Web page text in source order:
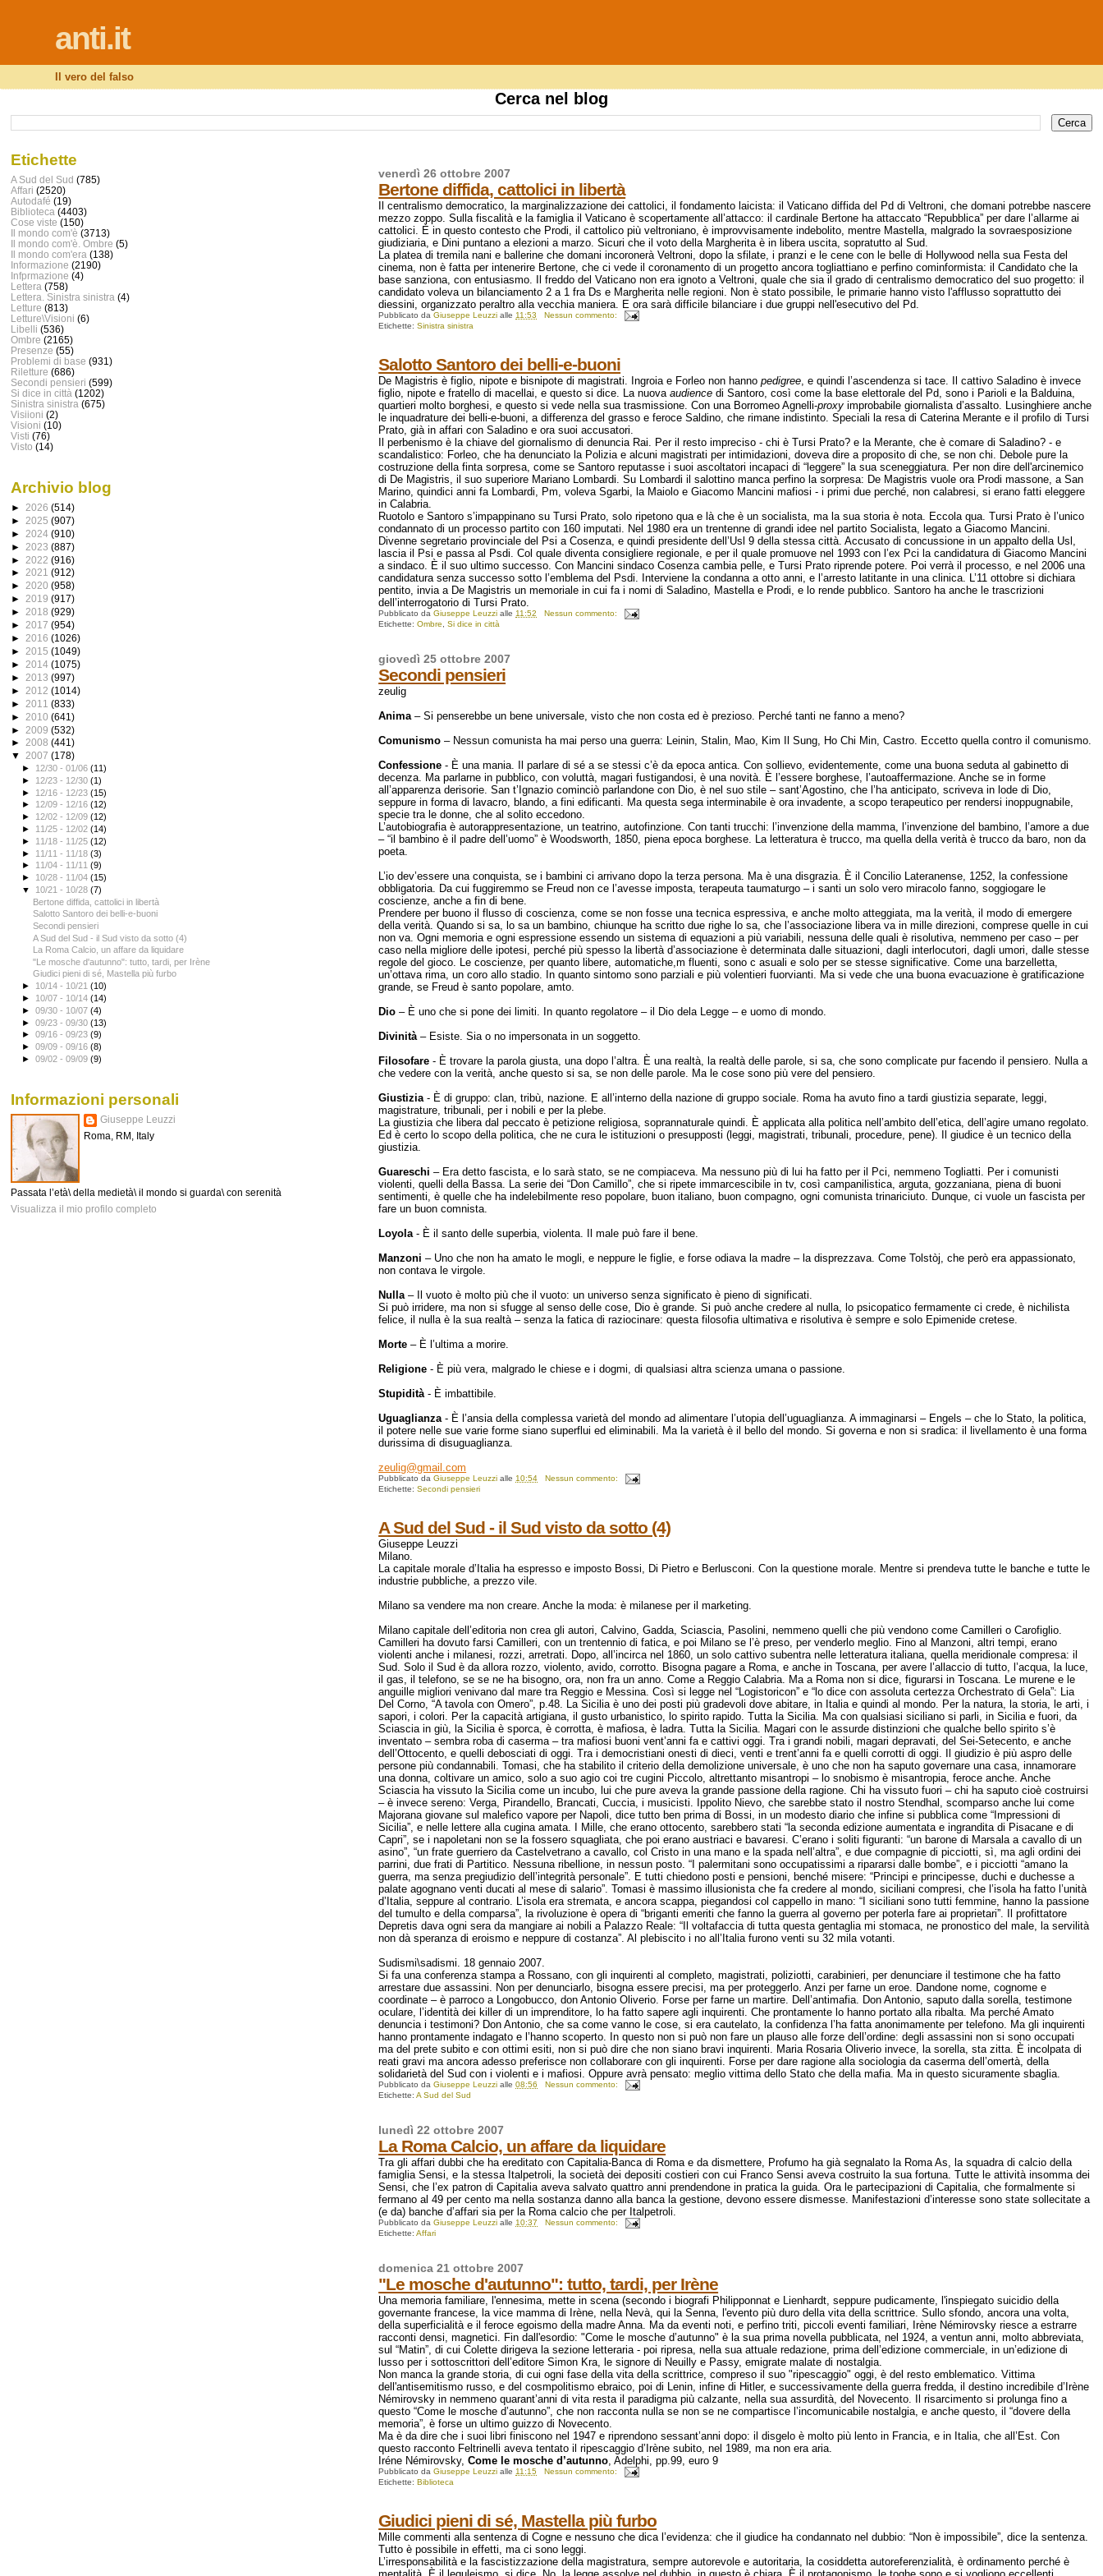
anti.it
Il vero del falso
Cerca nel blog
venerdì 26 ottobre 2007
Bertone diffida, cattolici in libertà
Il centralismo democratico, la marginalizzazione dei cattolici, il fondamento laicista: il Vaticano diffida del Pd di Veltroni, che domani potrebbe nascere
mezzo zoppo. Sulla fiscalità e la famiglia il Vaticano è scopertamente all’attacco: il cardinale Bertone ha attaccato “Repubblica” per dare l’allarme ai
cattolici. È in questo contesto che Prodi, il cattolico più veltroniano, è improvvisamente indebolito, mentre Mastella, malgrado la sovraesposizione
giudiziaria, e Dini puntano a elezioni a marzo. Sicuri che il voto della Margherita è in libera uscita, sopratutto al Sud.
La platea di tremila nani e ballerine che domani incoronerà Veltroni, dopo la sfilate, i pranzi e le cene con le belle di Hollywood nella sua Festa del
cinema, non è fatta per intenerire Bertone, che ci vede il coronamento di un progetto ancora togliattiano e perfino cominformista: il Candidato che la
base sanziona, con entusiasmo. Il freddo del Vaticano non era ignoto a Veltroni, quale che sia il grado di centralismo democratico del suo progetto: il
candidato voleva un bilanciamento 2 a 1 fra Ds e Margherita nelle regioni. Non è stato possibile, le primarie hanno visto l'afflusso soprattutto dei
diessini, organizzato peraltro alla vecchia maniera. E ora sarà difficile bilanciare i due gruppi nell'esecutivo del Pd.
Pubblicato daGiuseppe Leuzzi alle 11:53
Nessun commento:
Etichette:Sinistra sinistra
Salotto Santoro dei belli-e-buoni
De Magistris è figlio, nipote e bisnipote di magistrati. Ingroia e Forleo non hannopedigree , e quindi l’ascendenza si tace. Il cattivo Saladino è invece
figlio, nipote e fratello di macellai, e questo si dice. La nuovaaudience di Santoro, così come la base elettorale del Pd, sono i Parioli e la Balduina,
quartieri molto borghesi, e questo si vede nella sua trasmissione. Con una Borromeo Agnelli-proxy improbabile giornalista d’assalto. Lusinghiere anche
le inquadrature dei belli-e-buoni, a differenza del grasso e feroce Saldino, che rimane indistinto. Speciali la resa di Caterina Merante e il profilo di Tursi
Prato, già in affari con Saladino e ora suoi accusatori.
Il perbenismo è la chiave del giornalismo di denuncia Rai. Per il resto impreciso - chi è Tursi Prato? e la Merante, che è comare di Saladino? - e
scandalistico: Forleo, che ha denunciato la Polizia e alcuni magistrati per intimidazioni, doveva dire a proposito di che, se non chi. Debole pure la
costruzione della finta sorpresa, come se Santoro reputasse i suoi ascoltatori incapaci di “leggere” la sua sceneggiatura. Per non dire dell'arcinemico
di De Magistris, il suo superiore Mariano Lombardi. Su Lombardi il salottino manca perfino la sorpresa: De Magistris vuole ora Prodi massone, a San
Marino, quindici anni fa Lombardi, Pm, voleva Sgarbi, la Maiolo e Giacomo Mancini mafiosi - i primi due perché, non calabresi, si erano fatti eleggere
in Calabria.
Ruotolo e Santoro s’impappinano su Tursi Prato, solo ripetono qua e là che è un socialista, ma la sua storia è nota. Eccola qua. Tursi Prato è l’unico
condannato di un processo partito con 160 imputati. Nel 1980 era un trentenne di grandi idee nel partito Socialista, legato a Giacomo Mancini.
Divenne segretario provinciale del Psi a Cosenza, e quindi presidente dell’Usl 9 della stessa città. Accusato di concussione in un appalto della Usl,
lascia il Psi e passa al Psdi. Col quale diventa consigliere regionale, e per il quale promuove nel 1993 con l’ex Pci la candidatura di Giacomo Mancini
a sindaco. È il suo ultimo successo. Con Mancini sindaco Cosenza cambia pelle, e Tursi Prato riprende potere. Poi verrà il processo, e nel 2006 una
candidatura senza successo sotto l’emblema del Psdi. Interviene la condanna a otto anni, e l’arresto latitante in una clinica. L’11 ottobre si dichiara
pentito, invia a De Magistris un memoriale in cui fa i nomi di Saladino, Mastella e Prodi, e lo rende pubblico. Santoro ha anche le trascrizioni
dell’interrogatorio di Tursi Prato.
Pubblicato daGiuseppe Leuzzi alle 11:52
Nessun commento:
Etichette:Ombre ,Si dice in città
giovedì 25 ottobre 2007
Secondi pensieri
zeulig
Anima – Si penserebbe un bene universale, visto che non costa ed è prezioso. Perché tanti ne fanno a meno?
Comunismo – Nessun comunista ha mai perso una guerra: Leinin, Stalin, Mao, Kim Il Sung, Ho Chi Min, Castro. Eccetto quella contro il comunismo.
Confessione - È una mania. Il parlare di sé a se stessi c’è da epoca antica. Con sollievo, evidentemente, come una buona seduta al gabinetto di
decenza. Ma parlarne in pubblico, con voluttà, magari fustigandosi, è una novità. È l’essere borghese, l’autoaffermazione. Anche se in forme
all’apparenza derisorie. San t’Ignazio cominciò parlandone con Dio, è nel suo stile – sant’Agostino, che l’ha anticipato, scriveva in lode di Dio,
seppure in forma di lavacro, blando, a fini edificanti. Ma questa sega interminabile è ora invadente, a scopo terapeutico per rendersi inoppugnabile,
specie tra le donne, che al solito eccedono.
L’autobiografia è autorappresentazione, un teatrino, autofinzione. Con tanti trucchi: l’invenzione della mamma, l’invenzione del bambino, l’amore a due
– “il bambino è il padre dell’uomo” è Woodsworth, 1850, piena epoca borghese. La letteratura è trucco, ma quella della verità è trucco da baro, non da
poeta.
L’io dev’essere una conquista, se i bambini ci arrivano dopo la terza persona. Ma è una disgrazia. È il Concilio Lateranense, 1252, la confessione
obbligatoria. Da cui fuggiremmo se Freud non ce l’avesse imposta, terapeuta taumaturgo – i santi un solo vero miracolo fanno, soggiogare le
coscienze, anche a fin di bene.
Prendere per buono il flusso di coscienza, come se non fosse una tecnica espressiva, e anche molto atteggiata, ma la verità, il modo di emergere
della verità. Quando si sa, lo sa un bambino, chiunque ha scritto due righe lo sa, che l’associazione libera va in mille direzioni, comprese quelle in cui
non va. Ogni memoria e ogni espressione essendo un sistema di equazioni a più variabili, nessuna delle quali è risolutiva, nemmeno per caso – per
caso nella migliore delle ipotesi, perché più spesso la libertà d’associazione è determinata dalle situazioni, dagli interlocutori, dagli umori, dalle stesse
regole del gioco. Le coscienze, per quanto libere, automatiche,m fluenti, sono c asuali e solo per se stesse significative. Come una barzelletta,
un’ottava rima, un coro allo stadio. In quanto sintomo sono parziali e più volentieri fuorvianti. Ma si vede che una buona evacuazione è gratificazione
grande, se Freud è santo popolare, amto.
Dio – È uno che si pone dei limiti. In quanto regolatore – il Dio dela Legge – e uomo di mondo.
Divinità – Esiste. Sia o no impersonata in un soggetto.
Filosofare - È trovare la parola giusta, una dopo l’altra. È una realtà, la realtà delle parole, si sa, che sono complicate pur facendo il pensiero. Nulla a
che vedere con la verità, anche questo si sa, se non delle parole. Ma le cose sono più vere del pensiero.
Giustizia - È di gruppo: clan, tribù, nazione. E all’interno della nazione di gruppo sociale. Roma ha avuto fino a tardi giustizia separate, leggi,
magistrature, tribunali, per i nobili e per la plebe.
La giustizia che libera dal peccato è petizione religiosa, soprannaturale quindi. È applicata alla politica nell’ambito dell’etica, dell’agire umano regolato.
Ed è certo lo scopo della politica, che ne cura le istituzioni o presupposti (leggi, magistrati, tribunali, procedure, pene). Il giudice è un tecnico della
giustizia.
Guareschi – Era detto fascista, e lo sarà stato, se ne compiaceva. Ma nessuno più di lui ha fatto per il Pci, nemmeno Togliatti. Per i comunisti
violenti, quelli della Bassa. La serie dei “Don Camillo”, che si ripete immarcescibile in tv, così campanilistica, arguta, gozzaniana, piena di buoni
sentimenti, è quelle che ha indelebilmente reso popolare, buon italiano, buon compagno, ogni comunista trinariciuto. Dunque, ci vuole un fascista per
fare un buon comnista.
Loyola - È il santo delle superbia, violenta. Il male può fare il bene.
Manzoni – Uno che non ha amato le mogli, e neppure le figlie, e forse odiava la madre – la disprezzava. Come Tolstòj, che però era appassionato,
non contava le virgole.
Nulla – Il vuoto è molto più che il vuoto: un universo senza significato è pieno di significati.
Si può irridere, ma non si sfugge al senso delle cose, Dio è grande. Si può anche credere al nulla, lo psicopatico fermamente ci crede, è nichilista
felice, il nulla è la sua realtà – senza la fatica di raziocinare: questa filosofia ultimativa e risolutiva è sempre e solo Epimenide cretese.
Morte – È l’ultima a morire.
Religione - È più vera, malgrado le chiese e i dogmi, di qualsiasi altra scienza umana o passione.
Stupidità - È imbattibile.
Uguaglianza - È l’ansia della complessa varietà del mondo ad alimentare l’utopia dell’uguaglianza. A immaginarsi – Engels – che lo Stato, la politica,
il potere nelle sue varie forme siano superflui ed eliminabili. Ma la varietà è il bello del mondo. Si governa e non si sradica: il livellamento è una forma
durissima di disuguaglianza.
zeulig@gmail.com
Pubblicato daGiuseppe Leuzzi alle 10:54
Nessun commento:
Etichette:Secondi pensieri
A Sud del Sud - il Sud visto da sotto (4)
Giuseppe Leuzzi
Milano.
La capitale morale d’Italia ha espresso e imposto Bossi, Di Pietro e Berlusconi. Con la questione morale. Mentre si prendeva tutte le banche e tutte le
industrie pubbliche, a prezzo vile.
Milano sa vendere ma non creare. Anche la moda: è milanese per il marketing.
Milano capitale dell’editoria non crea gli autori, Calvino, Gadda, Sciascia, Pasolini, nemmeno quelli che più vendono come Camilleri o Carofiglio.
Camilleri ha dovuto farsi Camilleri, con un trentennio di fatica, e poi Milano se l’è preso, per venderlo meglio. Fino al Manzoni, altri tempi, erano
violenti anche i milanesi, rozzi, arretrati. Dopo, all’incirca nel 1860, un solo cattivo subentra nelle letteratura italiana, quella meridionale compresa: il
Sud. Solo il Sud è da allora rozzo, violento, avido, corrotto. Bisogna pagare a Roma, e anche in Toscana, per avere l’allaccio di tutto, l’acqua, la luce,
il gas, il telefono, se se ne ha bisogno, ora, non fra un anno. Come a Reggio Calabria. Ma a Roma non si dice, figurarsi in Toscana. Le murene e le
anguille migliori venivano dal mare tra Reggio e Messina. Così si legge nel “Logistoricon” e “lo dice con assoluta certezza Orchestrato di Gela”: Lia
Del Corno, “A tavola con Omero”, p.48. La Sicilia è uno dei posti più gradevoli dove abitare, in Italia e quindi al mondo. Per la natura, la storia, le arti, i
sapori, i colori. Per la capacità artigiana, il gusto urbanistico, lo spirito rapido. Tutta la Sicilia. Ma con qualsiasi siciliano si parli, in Sicilia e fuori, da
Sciascia in giù, la Sicilia è sporca, è corrotta, è mafiosa, è ladra. Tutta la Sicilia. Magari con le assurde distinzioni che qualche bello spirito s’è
inventato – sembra roba di caserma – tra mafiosi buoni vent’anni fa e cattivi oggi. Tra i grandi nobili, magari depravati, del Sei-Setecento, e anche
dell’Ottocento, e quelli debosciati di oggi. Tra i democristiani onesti di dieci, venti e trent’anni fa e quelli corrotti di oggi. Il giudizio è più aspro delle
persone più condannabili. Tomasi, che ha stabilito il criterio della demolizione universale, è uno che non ha saputo governare una casa, innamorare
una donna, coltivare un amico, solo a suo agio coi tre cugini Piccolo, altrettanto misantropi – lo snobismo è misantropia, feroce anche. Anche
Sciascia ha vissuto la Sicilia come un incubo, lui che pure aveva la grande passione della ragione. Chi ha vissuto fuori – chi ha saputo cioè costruirsi
– è invece sereno: Verga, Pirandello, Brancati, Cuccia, i musicisti. Ippolito Nievo, che sarebbe stato il nostro Stendhal, scomparso anche lui come
Majorana giovane sul malefico vapore per Napoli, dice tutto ben prima di Bossi, in un modesto diario che infine si pubblica come “Impressioni di
Sicilia”, e nelle lettere alla cugina amata. I Mille, che erano ottocento, sarebbero stati “la seconda edizione aumentata e ingrandita di Pisacane e di
Capri”, se i napoletani non se la fossero squagliata, che poi erano austriaci e bavaresi. C’erano i soliti figuranti: “un barone di Marsala a cavallo di un
asino”, “un frate guerriero da Castelvetrano a cavallo, col Cristo in una mano e la spada nell’altra”, e due compagnie di picciotti, sì, ma agli ordini dei
parrini, due frati di Partitico. Nessuna ribellione, in nessun posto. “I palermitani sono occupatissimi a ripararsi dalle bombe”, e i picciotti “amano la
guerra, ma senza pregiudizio dell’integrità personale”. E tutti chiedono posti e pensioni, benché misere: “Principi e principesse, duchi e duchesse a
palate agognano venti ducati al mese di salario”. Tomasi è massimo illusionista che fa credere al mondo, siciliani compresi, che l’isola ha fatto l’unità
d’Italia, seppure al contrario. L’isola era stremata, e ancora scappa, piegandosi col cappello in mano: “I siciliani sono tutti femmine, hanno la passione
del tumulto e della comparsa”, la rivoluzione è opera di “briganti emeriti che fanno la guerra al governo per poterla fare ai proprietari”. Il profittatore
Depretis dava ogni sera da mangiare ai nobili a Palazzo Reale: “Il voltafaccia di tutta questa gentaglia mi stomaca, ne pronostico del male, la servilità
non dà speranza di eroismo e neppure di costanza”. Al plebiscito i no all’Italia furono venti su 32 mila votanti.
Sudismi\sadismi. 18 gennaio 2007.
Si fa una conferenza stampa a Rossano, con gli inquirenti al completo, magistrati, poliziotti, carabinieri, per denunciare il testimone che ha fatto
arrestare due assassini. Non per denunciarlo, bisogna essere precisi, ma per proteggerlo. Anzi per farne un eroe. Dandone nome, cognome e
coordinate – è parroco a Longobucco, don Antonio Oliverio. Forse per farne un martire. Dell’antimafia. Don Antonio, saputo dalla sorella, testimone
oculare, l’identità dei killer di un imprenditore, lo ha fatto sapere agli inquirenti. Che prontamente lo hanno portato alla ribalta. Ma perché Amato
denuncia i testimoni? Don Antonio, che sa come vanno le cose, si era cautelato, la confidenza l’ha fatta anonimamente per telefono. Ma gli inquirenti
hanno prontamente indagato e l’hanno scoperto. In questo non si può non fare un plauso alle forze dell’ordine: degli assassini non si sono occupati
ma del prete subito e con ottimi esiti, non si può dire che non siano bravi inquirenti. Maria Rosaria Oliverio invece, la sorella, sta zitta. È incolpata di
reati gravi ma ancora adesso preferisce non collaborare con gli inquirenti. Forse per dare ragione alla sociologia da caserma dell’omertà, della
solidarietà del Sud con i violenti e i mafiosi. Oppure avrà pensato: meglio vittima dello Stato che della mafia. Ma in questo sicuramente sbaglia.
Pubblicato daGiuseppe Leuzzi alle08:56
Nessun commento:
Etichette:A Sud del Sud
lunedì 22 ottobre 2007
La Roma Calcio, un affare da liquidare
Tra gli affari dubbi che ha ereditato con Capitalia-Banca di Roma e da dismettere, Profumo ha già segnalato la Roma As, la squadra di calcio della
famiglia Sensi, e la stessa Italpetroli, la società dei depositi costieri con cui Franco Sensi aveva costruito la sua fortuna. Tutte le attività insomma dei
Sensi, che l’ex patron di Capitalia aveva salvato quattro anni prendendone in pratica la guida. Ora le partecipazioni di Capitalia, che formalmente si
fermano al 49 per cento ma nella sostanza danno alla banca la gestione, devono essere dismesse. Manifestazioni d’interesse sono state sollecitate a
(e da) banche d’affari sia per la Roma calcio che per Italpetroli.
Pubblicato daGiuseppe Leuzzi alle 10:37
Nessun commento:
Etichette:Affari
domenica 21 ottobre 2007
"Le mosche d'autunno": tutto, tardi, per Irène
Una memoria familiare, l'ennesima, mette in scena (secondo i biografi Philipponnat e Lienhardt, seppure pudicamente, l'inspiegato suicidio della
governante francese, la vice mamma di Irène, nella Nevà, qui la Senna, l'evento più duro della vita della scrittrice. Sullo sfondo, ancora una volta,
della superficialità e il feroce egoismo della madre Anna. Ma da eventi noti, e perfino triti, piccoli eventi familiari, Irène Némirovsky riesce a estrarre
racconti densi, magnetici. Fin dall'esordio: "Come le mosche d’autunno" è la sua prima novella pubblicata, nel 1924, a ventun anni, molto abbreviata,
sul “Matin”, di cui Colette dirigeva la sezione letteraria - poi ripresa, nella sua attuale redazione, prima dell’edizione commerciale, in un’edizione di
lusso per i sottoscrittori dell’editore Simon Kra, le signore di Neuilly e Passy, emigrate malate di nostalgia.
Non manca la grande storia, di cui ogni fase della vita della scrittrice, compreso il suo "ripescaggio" oggi, è del resto emblematico. Vittima
dell'antisemitismo russo, e del cosmpolitismo ebraico, poi di Lenin, infine di Hitler, e successivamente della guerra fredda, il destino incredibile d’Irène
Némirovsky in nemmeno quarant’anni di vita resta il paradigma più calzante, nella sua assurdità, del Novecento. Il risarcimento si prolunga fino a
questo “Come le mosche d’autunno”, che non racconta nulla se non se ne compartisce l’incomunicabile nostalgia, e anche questo, il “dovere della
memoria”, è forse un ultimo guizzo di Novecento.
Ma è da dire che i suoi libri finiscono nel 1947 e riprendono sessant’anni dopo: il disgelo è molto più lento in Francia, e in Italia, che all’Est. Con
questo racconto Feltrinelli aveva tentato il ripescaggio d’Irène subito, nel 1989, ma non era aria.
Iréne Némirovsky,Come le mosche d’autunno , Adelphi, pp.99, euro 9
Pubblicato daGiuseppe Leuzzi alle 11:15
Nessun commento:
Etichette:Biblioteca
Giudici pieni di sé, Mastella più furbo
Mille commenti alla sentenza di Cogne e nessuno che dica l’evidenza: che il giudice ha condannato nel dubbio: “Non è impossibile”, dice la sentenza.
Tutto è possibile in effetti, ma ci sono leggi.
L’irresponsabilità e la fascistizzazione della magistratura, sempre autorevole e autoritaria, la cosiddetta autoreferenzialità, è ordinamento perché è
mentalità. È il leguleismo, si dice. No, la legge assolve nel dubbio, in questo è chiara. È il protagonismo, le toghe sono e si vogliono eccellenti.
Etichette
A Sud del Sud (785)
Affari (2520)
Autodafé (19)
Biblioteca (4403)
Cose viste (150)
Il mondo com'è (3713)
Il mondo com'è. Ombre (5)
Il mondo com'era (138)
Informazione (2190)
Infprmazione (4)
Lettera (758)
Lettera. Sinistra sinistra (4)
Letture (813)
Letture\Visioni (6)
Libelli (536)
Ombre (2165)
Presenze (55)
Problemi di base (931)
Riletture (686)
Secondi pensieri (599)
Si dice in città (1202)
Sinistra sinistra (675)
Visiioni (2)
Visioni (10)
Visti (76)
Visto (14)
Archivio blog
► 2026 (514)
► 2025 (907)
► 2024 (910)
► 2023 (887)
► 2022 (916)
► 2021 (912)
► 2020 (958)
► 2019 (917)
► 2018 (929)
► 2017 (954)
► 2016 (1026)
► 2015 (1049)
► 2014 (1075)
► 2013 (997)
► 2012 (1014)
► 2011 (833)
► 2010 (641)
► 2009 (532)
► 2008 (441)
▼ 2007 (178)
► 12/30 - 01/06(11)
► 12/23 - 12/30(1)
► 12/16 - 12/23(15)
► 12/09 - 12/16(12)
► 12/02 - 12/09(12)
► 11/25 - 12/02(14)
► 11/18 - 11/25(12)
► 11/11 - 11/18(3)
► 11/04 - 11/11(9)
► 10/28 - 11/04(15)
▼ 10/21 - 10/28(7)
Bertone diffida, cattolici in libertà
Salotto Santoro dei belli-e-buoni
Secondi pensieri
A Sud del Sud - il Sud visto da sotto (4)
La Roma Calcio, un affare da liquidare
"Le mosche d'autunno": tutto, tardi, per Irène
Giudici pieni di sé, Mastella più furbo
► 10/14 - 10/21(10)
► 10/07 - 10/14(14)
►09/30 - 10/07(4)
►09/23 - 09/30(13)
►09/16 - 09/23(9)
►09/09 - 09/16(8)
►09/02 - 09/09(9)
Informazioni personali
Giuseppe Leuzzi
Roma, RM, Italy
Passata l’età\ della medietà\ il mondo si guarda\ con serenità
Visualizza il mio profilo completo